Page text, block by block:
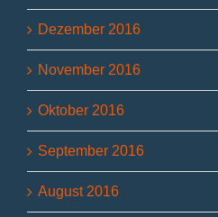
Dezember 2016
November 2016
Oktober 2016
September 2016
August 2016